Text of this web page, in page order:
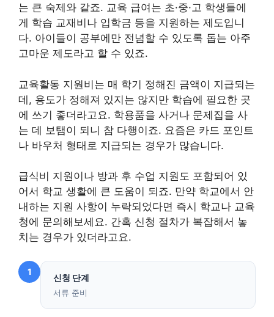
는 큰 숙제와 같죠. 교육 급여는 초·중·고 학생들에
게 학습 교재비나 입학금 등을 지원하는 제도입니
다. 아이들이 공부에만 전념할 수 있도록 돕는 아주
고마운 제도라고 할 수 있죠.
교육활동 지원비는 매 학기 정해진 금액이 지급되는
데, 용도가 정해져 있지는 않지만 학습에 필요한 곳
에 쓰기 좋더라고요. 학용품을 사거나 문제집을 사
는 데 보탬이 되니 참 다행이죠. 요즘은 카드 포인트
나 바우처 형태로 지급되는 경우가 많습니다.
급식비 지원이나 방과 후 수업 지원도 포함되어 있
어서 학교 생활에 큰 도움이 되죠. 만약 학교에서 안
내하는 지원 사항이 누락되었다면 즉시 학교나 교육
청에 문의해보세요. 간혹 신청 절차가 복잡해서 놓
치는 경우가 있더라고요.
1
신청 단계
서류 준비